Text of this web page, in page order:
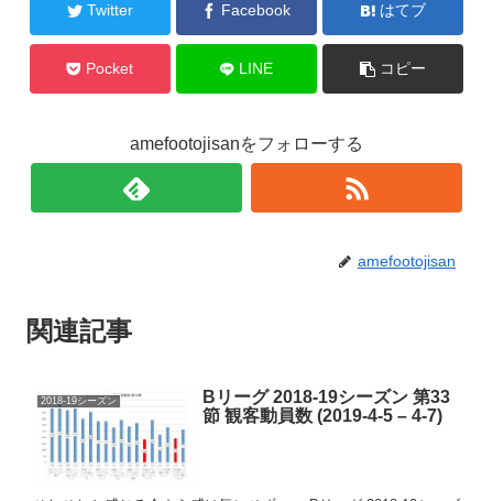
Twitter Facebook はてブ
Pocket LINE コピー
amefootojisanをフォローする
amefootojisan
関連記事
2018-19シーズン
Bリーグ 2018-19シーズン 第33
節 観客動員数 (2019-4-5 – 4-7)